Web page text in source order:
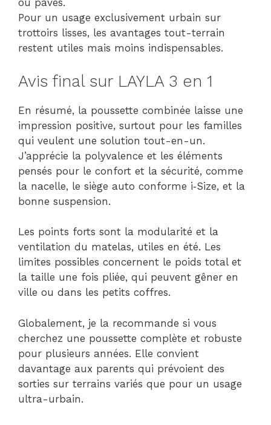
ou pavés.
Pour un usage exclusivement urbain sur
trottoirs lisses, les avantages tout-terrain
restent utiles mais moins indispensables.
Avis final sur LAYLA 3 en 1
En résumé, la poussette combinée laisse une
impression positive, surtout pour les familles
qui veulent une solution tout-en-un.
J’apprécie la polyvalence et les éléments
pensés pour le confort et la sécurité, comme
la nacelle, le siège auto conforme i‑Size, et la
bonne suspension.
Les points forts sont la modularité et la
ventilation du matelas, utiles en été. Les
limites possibles concernent le poids total et
la taille une fois pliée, qui peuvent gêner en
ville ou dans les petits coffres.
Globalement, je la recommande si vous
cherchez une poussette complète et robuste
pour plusieurs années. Elle convient
davantage aux parents qui prévoient des
sorties sur terrains variés que pour un usage
ultra-urbain.